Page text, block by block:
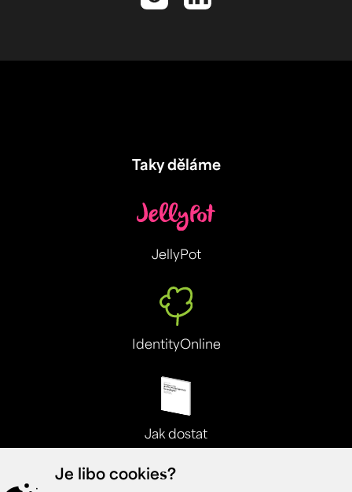
Je libo cookies?
Taky děláme
JellyPot
IdentityOnline
Jak dostat